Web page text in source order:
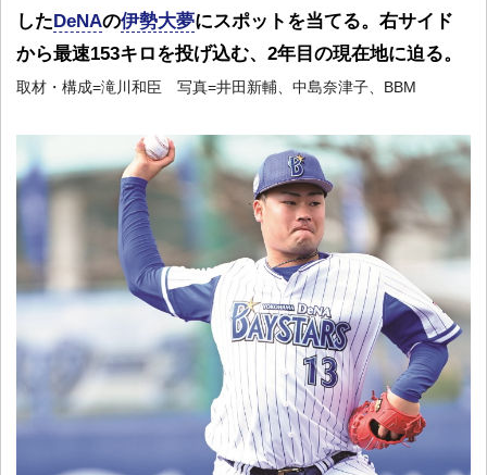
したDeNAの伊勢大夢にスポットを当てる。右サイド
から最速153キロを投げ込む、2年目の現在地に迫る。
取材・構成=滝川和臣 写真=井田新輔、中島奈津子、BBM